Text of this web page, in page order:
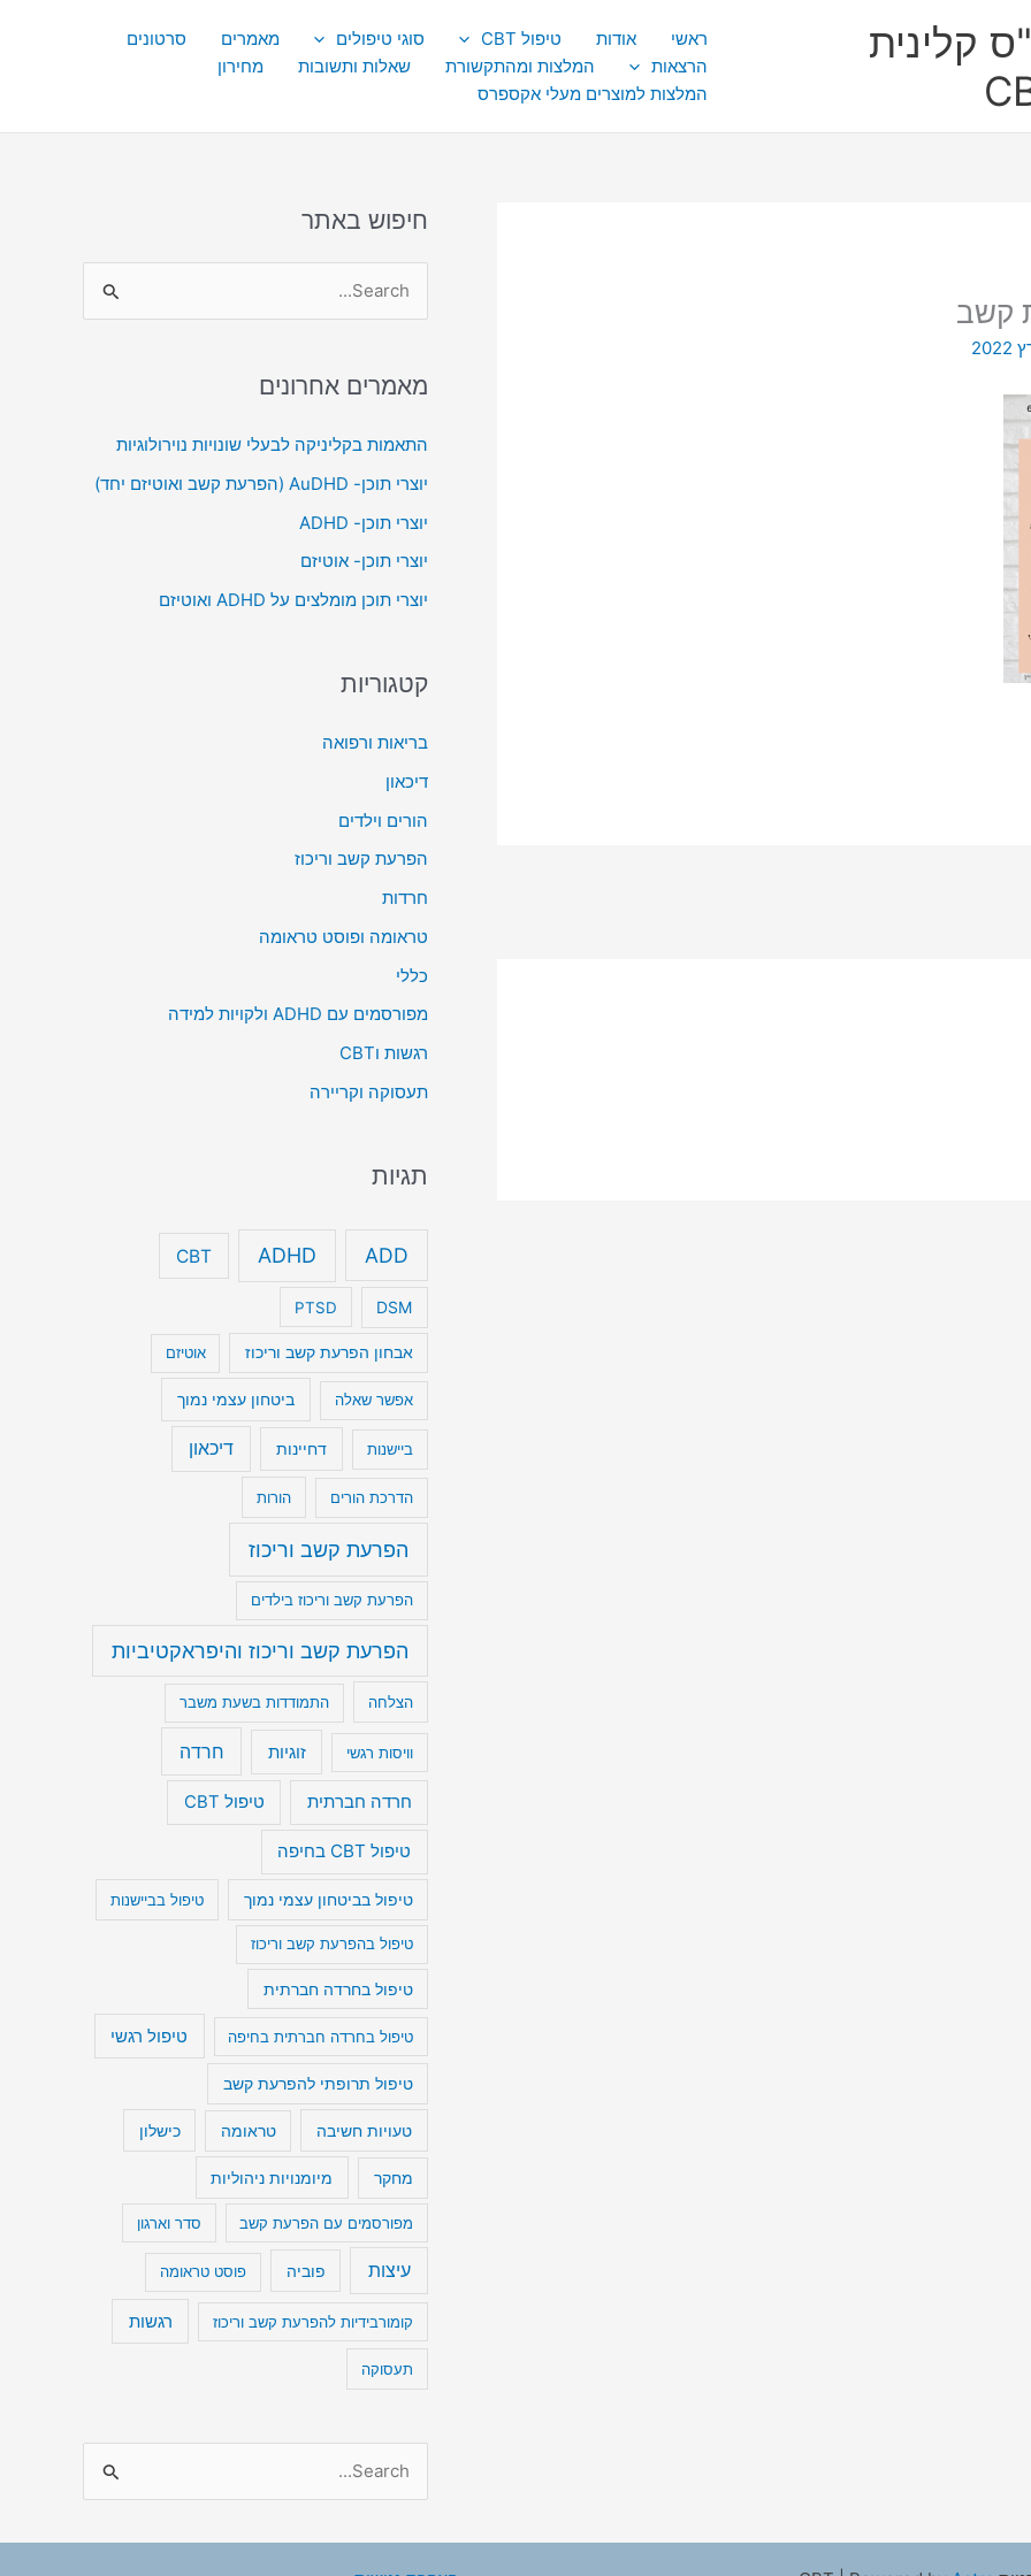
קלינית
ראשי אודות טיפול CBT סוגי טיפולים מאמרים
סרטונים
הרצאות
המלצות ומהתקשורת שאלות ותשובות
מחירון
המלצות למוצרים מעלי אקספרס
קשב
חיפוש באתר
r
o
:
מאמרים אחרונים
התאמות בקליניקה לבעלי שונויות נוירולוגיות
יוצרי תוכן- AuDHD (הפרעת קשב ואוטיזם יחד)
יוצרי תוכן- ADHD
יוצרי תוכן- אוטיזם
יוצרי תוכן מומלצים על ADHD ואוטיזם
קטגוריות
בריאות ורפואה
דיכאון
הורים וילדים
הפרעת קשב וריכוז
חרדות
טראומה ופוסט טראומה
כללי
מפורסמים עם ADHD ולקויות למידה
רגשות וCBT
תעסוקה וקריירה
תגיות
ADD
ADHD
CBT
DSM
PTSD
אבחון הפרעת קשב וריכוז אוטיזם
אפשר שאלה ביטחון עצמי נמוך
ביישנות דחיינות דיכאון
הדרכת הורים הורות
הפרעת קשב וריכוז
הפרעת קשב וריכוז בילדים
הפרעת קשב וריכוז והיפראקטיביות
הצלחה התמודדות בשעת משבר
וויסות רגשי זוגיות חרדה
חרדה חברתית טיפול CBT
טיפול CBT בחיפה
טיפול בביטחון עצמי נמוך טיפול בביישנות
טיפול בהפרעת קשב וריכוז
טיפול בחרדה חברתית
טיפול בחרדה חברתית בחיפה טיפול רגשי
טיפול תרופתי להפרעת קשב
טעויות חשיבה טראומה כישלון
מחקר מיומנויות ניהוליות
מפורסמים עם הפרעת קשב סדר וארגון
עיצות פוביה פוסט טראומה
קומורבידיות להפרעת קשב וריכוז רגשות
תעסוקה
a